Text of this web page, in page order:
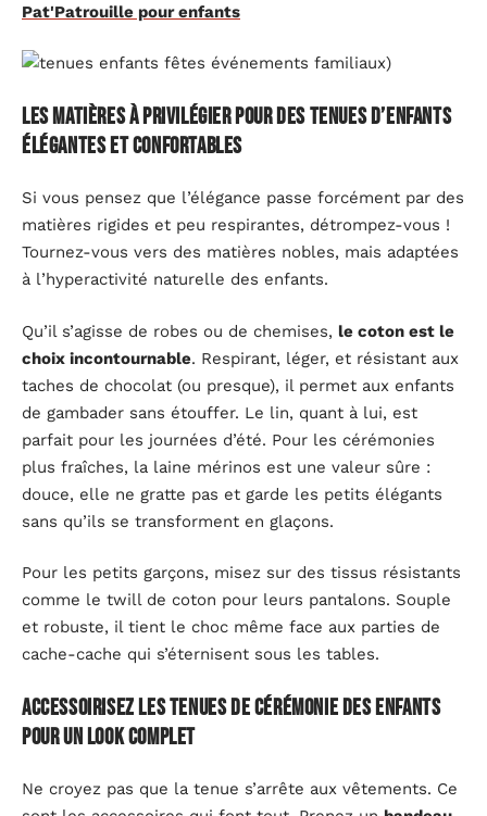
Pat'Patrouille pour enfants
Les matières à privilégier pour des tenues d’enfants
élégantes et confortables
Si vous pensez que l’élégance passe forcément par des
matières rigides et peu respirantes, détrompez-vous !
Tournez-vous vers des matières nobles, mais adaptées
à l’hyperactivité naturelle des enfants.
Qu’il s’agisse de robes ou de chemises, le coton est le
choix incontournable. Respirant, léger, et résistant aux
taches de chocolat (ou presque), il permet aux enfants
de gambader sans étouffer. Le lin, quant à lui, est
parfait pour les journées d’été. Pour les cérémonies
plus fraîches, la laine mérinos est une valeur sûre :
douce, elle ne gratte pas et garde les petits élégants
sans qu’ils se transforment en glaçons.
Pour les petits garçons, misez sur des tissus résistants
comme le twill de coton pour leurs pantalons. Souple
et robuste, il tient le choc même face aux parties de
cache-cache qui s’éternisent sous les tables.
Accessoirisez les tenues de cérémonie des enfants
pour un look complet
Ne croyez pas que la tenue s’arrête aux vêtements. Ce